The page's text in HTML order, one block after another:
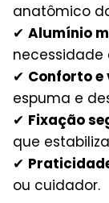
anatômico
✔ Alumínio
necessidade
✔ Conforto
espuma e
✔ Fixação
que
✔
ou cuidador.